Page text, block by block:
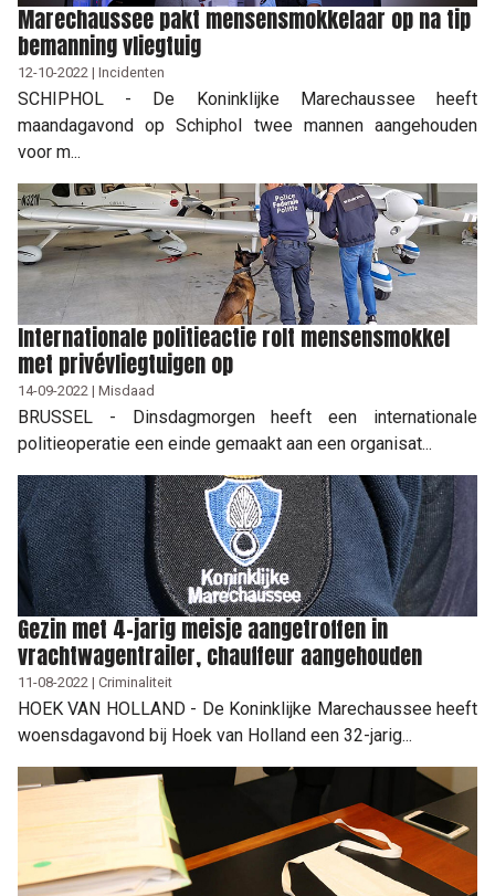
Marechaussee pakt mensensmokkelaar op na tip
bemanning vliegtuig
12-10-2022 | Incidenten
SCHIPHOL - De Koninklijke Marechaussee heeft
maandagavond op Schiphol twee mannen aangehouden
voor m...
Internationale politieactie rolt mensensmokkel
met privévliegtuigen op
14-09-2022 | Misdaad
BRUSSEL - Dinsdagmorgen heeft een internationale
politieoperatie een einde gemaakt aan een organisat...
Gezin met 4-jarig meisje aangetroffen in
vrachtwagentrailer, chauffeur aangehouden
11-08-2022 | Criminaliteit
HOEK VAN HOLLAND - De Koninklijke Marechaussee heeft
woensdagavond bij Hoek van Holland een 32-jarig...